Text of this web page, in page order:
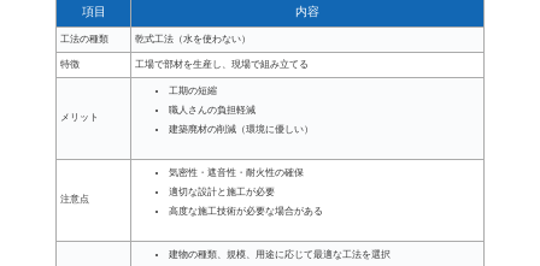
項目 内容
工法の種類 乾式工法（水を使わない）
特徴 工場で部材を生産し、現場で組み立てる
メリット
工期の短縮
職人さんの負担軽減
建築廃材の削減（環境に優しい）
注意点
気密性・遮音性・耐火性の確保
適切な設計と施工が必要
高度な施工技術が必要な場合がある
建物の種類、規模、用途に応じて最適な工法を選択